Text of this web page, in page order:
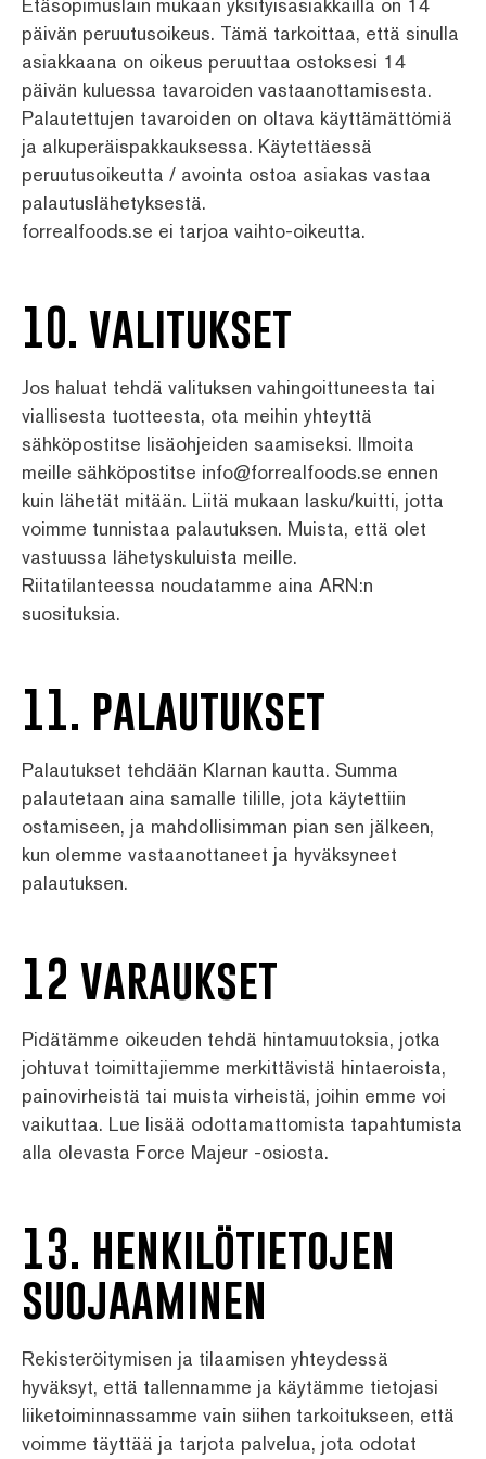
Etäsopimuslain mukaan yksityisasiakkailla on 14
päivän peruutusoikeus. Tämä tarkoittaa, että sinulla
asiakkaana on oikeus peruuttaa ostoksesi 14
päivän kuluessa tavaroiden vastaanottamisesta.
Palautettujen tavaroiden on oltava käyttämättömiä
ja alkuperäispakkauksessa. Käytettäessä
peruutusoikeutta / avointa ostoa asiakas vastaa
palautuslähetyksestä.
forrealfoods.se ei tarjoa vaihto-oikeutta.
10. valitukset
Jos haluat tehdä valituksen vahingoittuneesta tai
viallisesta tuotteesta, ota meihin yhteyttä
sähköpostitse lisäohjeiden saamiseksi. Ilmoita
meille sähköpostitse info@forrealfoods.se ennen
kuin lähetät mitään. Liitä mukaan lasku/kuitti, jotta
voimme tunnistaa palautuksen. Muista, että olet
vastuussa lähetyskuluista meille.
Riitatilanteessa noudatamme aina ARN:n
suosituksia.
11. palautukset
Palautukset tehdään Klarnan kautta. Summa
palautetaan aina samalle tilille, jota käytettiin
ostamiseen, ja mahdollisimman pian sen jälkeen,
kun olemme vastaanottaneet ja hyväksyneet
palautuksen.
12 varaukset
Pidätämme oikeuden tehdä hintamuutoksia, jotka
johtuvat toimittajiemme merkittävistä hintaeroista,
painovirheistä tai muista virheistä, joihin emme voi
vaikuttaa. Lue lisää odottamattomista tapahtumista
alla olevasta Force Majeur -osiosta.
13. henkilötietojen
suojaaminen
Rekisteröitymisen ja tilaamisen yhteydessä
hyväksyt, että tallennamme ja käytämme tietojasi
liiketoiminnassamme vain siihen tarkoitukseen, että
voimme täyttää ja tarjota palvelua, jota odotat